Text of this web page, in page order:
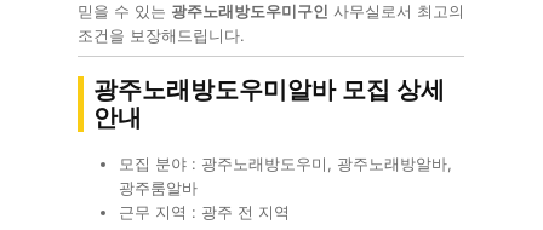
믿을 수 있는 광주노래방도우미구인 사무실로서 최고의
조건을 보장해드립니다.
광주노래방도우미알바 모집 상세
안내
모집 분야 : 광주노래방도우미, 광주노래방알바,
광주룸알바
근무 지역 : 광주 전 지역